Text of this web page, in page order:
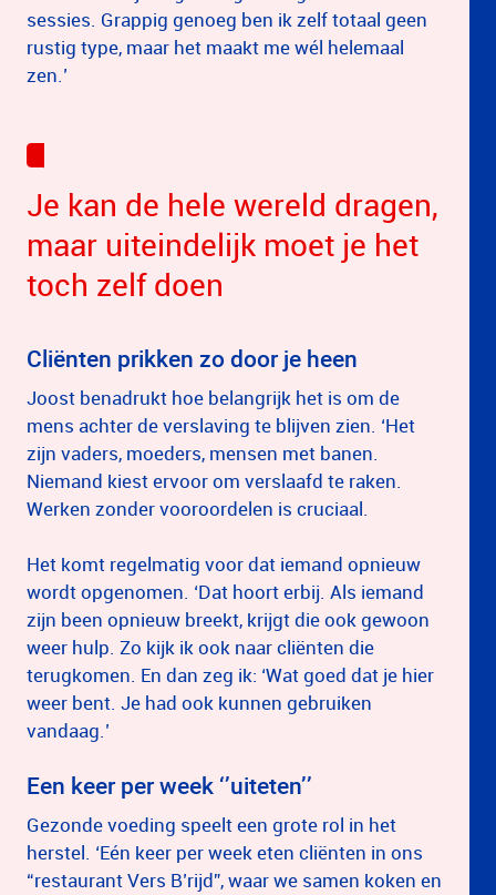
sessies. Grappig genoeg ben ik zelf totaal geen
rustig type, maar het maakt me wél helemaal
zen.’
Je kan de hele wereld dragen,
maar uiteindelijk moet je het
toch zelf doen
Cliënten prikken zo door je heen
Joost benadrukt hoe belangrijk het is om de
mens achter de verslaving te blijven zien. ‘Het
zijn vaders, moeders, mensen met banen.
Niemand kiest ervoor om verslaafd te raken.
Werken zonder vooroordelen is cruciaal.
Het komt regelmatig voor dat iemand opnieuw
wordt opgenomen. ‘Dat hoort erbij. Als iemand
zijn been opnieuw breekt, krijgt die ook gewoon
weer hulp. Zo kijk ik ook naar cliënten die
terugkomen. En dan zeg ik: ‘Wat goed dat je hier
weer bent. Je had ook kunnen gebruiken
vandaag.’
Een keer per week ‘’uiteten’’
Gezonde voeding speelt een grote rol in het
herstel. ‘Eén keer per week eten cliënten in ons
“restaurant Vers B’rijd”, waar we samen koken en